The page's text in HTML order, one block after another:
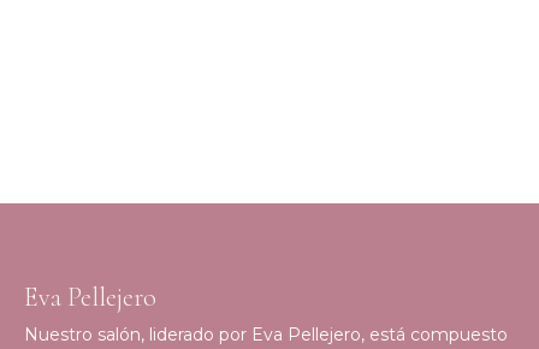
Eva Pellejero
Nuestro salón, liderado por Eva Pellejero, está compuesto